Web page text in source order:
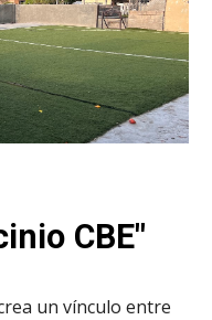
CBE"
un vínculo entre